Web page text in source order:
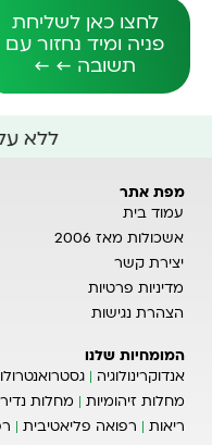
לחצו כאן לשליחת
פניה ומיד נחזור עם
תשובה ← ←
ללא
מפת אתר
עמוד בית
אשכולות מאז 2006
יצירת קשר
מדיניות פרטיות
הצהרת נגישות
המומחיות שלנו
אנדוקרינולוגיה
מחלות זיהומיות
מחלות
ריאות
רפואה פליאטיבית